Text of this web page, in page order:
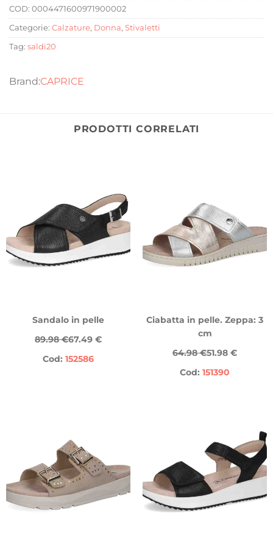
COD: 0004471600971900002
Categorie: Calzature, Donna, Stivaletti
Tag: saldi20
CAPRICE
PRODOTTI CORRELATI
Sandalo in pelle
89.98 €67.49 €
Cod: 152586
Ciabatta in pelle. Zeppa: 3
cm
64.98 €51.98 €
Cod: 151390